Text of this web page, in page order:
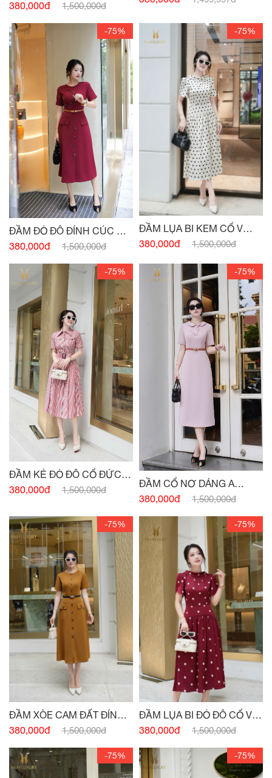
XẾP LY THÂN
380,000đ 1,500,000đ
-75%
ĐẦM ĐỎ ĐÔ ĐÍNH CÚC HAI
TÚI
380,000đ 1,500,000đ
-75%
ĐẦM LỤA BI KEM CỔ V
SAU
380,000đ 1,500,000đ
-75%
ĐẦM KẺ ĐỎ ĐÔ CỔ ĐỨC
ĐAI EO
380,000đ 1,500,000đ
-75%
ĐẦM CỔ NƠ DÁNG A
HỒNG PASTEL
380,000đ 1,500,000đ
-75%
ĐẦM XÒE CAM ĐẤT ĐÍNH
CÚC
380,000đ 1,500,000đ
-75%
ĐẦM LỤA BI ĐỎ ĐÔ CỔ V
SAU
380,000đ 1,500,000đ
-75% -75%